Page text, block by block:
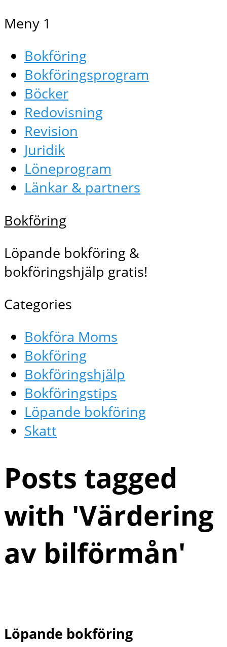
Meny 1
Bokföring
Bokföringsprogram
Böcker
Redovisning
Revision
Juridik
Löneprogram
Länkar & partners
Bokföring
Löpande bokföring &
bokföringshjälp gratis!
Categories
Bokföra Moms
Bokföring
Bokföringshjälp
Bokföringstips
Löpande bokföring
Skatt
Posts tagged
with 'Värdering
av bilförmån'
Löpande bokföring